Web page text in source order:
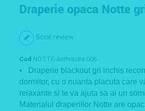
Draperie opaca Notte
Scrie review
Cod NOTTE-Anthracite 006
• Draperie blackout gri inchis
dormitor, cu o nuanta placuta care
relaxante si te va ajuta sa ai un
Materialul draperiilor Notte are